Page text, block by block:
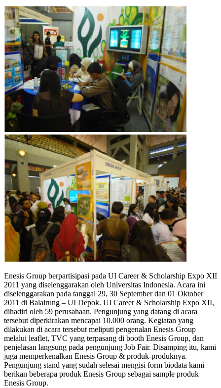
Enesis Group berpartisipasi pada UI Career & Scholarship Expo XII
2011 yang diselenggarakan oleh Universitas Indonesia. Acara ini
diselenggarakan pada tanggal 29, 30 September dan 01 Oktober
2011 di Balairung – UI Depok. UI Career & Scholarship Expo XII,
dihadiri oleh 59 perusahaan. Pengunjung yang datang di acara
tersebut diperkirakan mencapai 10.000 orang. Kegiatan yang
dilakukan di acara tersebut meliputi pengenalan Enesis Group
melalui leaflet, TVC yang terpasang di booth Enesis Group, dan
penjelasan langsung pada pengunjung Job Fair. Disamping itu, kami
juga memperkenalkan Enesis Group & produk-produknya.
Pengunjung stand yang sudah selesai mengisi form biodata kami
berikan beberapa produk Enesis Group sebagai sample produk
Enesis Group.